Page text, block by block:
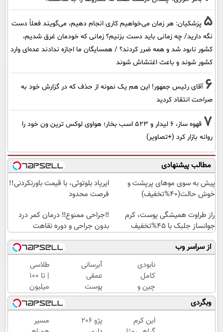
5 پزشکیان: هر زمان می‌خواهیم کاری انجام دهیم، می‌گویند فعلاً دست
نگه دارید/ چه زمانی باید دست بزنیم؟ زمانی که خودمان غرق شدیم،
کشور نابود شد و همه ضرر کردند؟ / همسایگان ما اجازه ندادند عده‌ای وارد
کشور شوند و باعث اغتشاش شوند
6 آقای رئیس جمهور! این هم یک نمونه از حذف که در گزارش خود به
صراحت انتقاد کردید
7
قهوه ساز، 6 لیدار و 523 اسب بخار؛ هواوی لوکس ترین ون خود را
روانه بازار کرد (+تصاویر)
مطالب پیشنهادی
پیش به سوی موهای پرپشت و
خوش حالت(40%تخفیف)
ایرپاد بلوتوثی، با قیمت باورنکردنی!!
فرصت محدود
راز طراوت همیشگی پوست، کرم
جوانساز جلبک با 45%تخفیف
‼️جراحی ممنوع‼️ درمان کمر درد
بدون جراحی و دوره نقاهت
از سراسر وب
نابودی
کامل
چین و
چروک
با کرم
آلمانی۴۰٪تخفیف
آبرسانی
عمقی
پوست
در
تابستان
با کرم
طلاسی
| تا 100
میلیون
وام
آنی
خرید
وبگردی
این کرم
پژو 206
مسیر